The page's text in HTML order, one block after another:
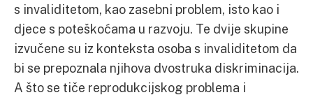
s invaliditetom, kao zasebni problem, isto kao i
djece s poteškoćama u razvoju. Te dvije skupine
izvučene su iz konteksta osoba s invaliditetom da
bi se prepoznala njihova dvostruka diskriminacija.
A što se tiče reprodukcijskog problema i